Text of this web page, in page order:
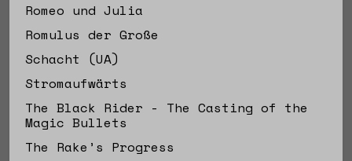
Romeo und Julia
Romulus der Große
Schacht (UA)
Stromaufwärts
The Black Rider - The Casting of the
Magic Bullets
The Rake’s Progress